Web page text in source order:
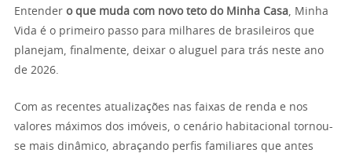
Entender o que muda com novo teto do Minha Casa , Minha
Vida é o primeiro passo para milhares de brasileiros que
planejam, finalmente, deixar o aluguel para trás neste ano
de 2026.
Com as recentes atualizações nas faixas de renda e nos
valores máximos dos imóveis, o cenário habitacional tornou-
se mais dinâmico, abraçando perfis familiares que antes